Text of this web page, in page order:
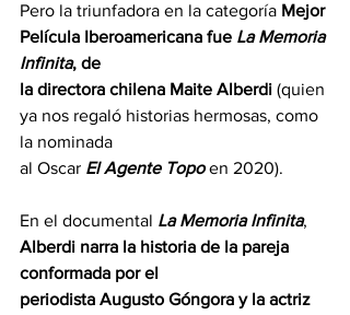
Pero la triunfadora en la categoría Mejor
Película Iberoamericana fue La Memoria
Infinita, de
la directora chilena Maite Alberdi (quien
ya nos regaló historias hermosas, como
la nominada
al Oscar El Agente Topo en 2020).
En el documental La Memoria Infinita,
Alberdi narra la historia de la pareja
conformada por el
periodista Augusto Góngora y la actriz